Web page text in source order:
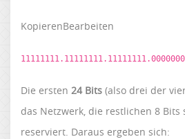
KopierenBearbeiten
Die ersten 24 Bits (also drei der
das Netzwerk, die restlichen 8 Bits
reserviert. Daraus ergeben sich: